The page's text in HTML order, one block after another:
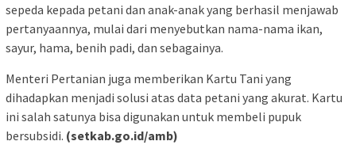
sepeda kepada petani dan anak-anak yang berhasil menjawab
pertanyaannya, mulai dari menyebutkan nama-nama ikan,
sayur, hama, benih padi, dan sebagainya.
Menteri Pertanian juga memberikan Kartu Tani yang
dihadapkan menjadi solusi atas data petani yang akurat. Kartu
ini salah satunya bisa digunakan untuk membeli pupuk
bersubsidi. (setkab.go.id/amb)